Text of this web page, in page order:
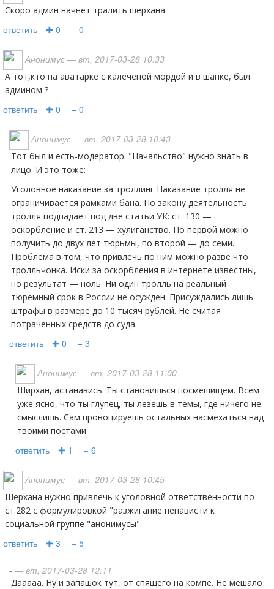
скоро админ начнет тралить шерхана
ответить ✚ 0 − 0
Анонимус — вт, 2017-03-28 10:33
А тот,кто на аватарке с калеченой мордой и в шапке, был
админом ?
ответить ✚ 0 − 0
Анонимус — вт, 2017-03-28 10:43
Тот был и есть-модератор. "Начальство" нужно знать в
лицо. И это тоже:
Уголовное наказание за троллинг Наказание тролля не
ограничивается рамками бана. По закону деятельность
тролля подпадает под две статьи УК: ст. 130 —
оскорбление и ст. 213 — хулиганство. По первой можно
получить до двух лет тюрьмы, по второй — до семи.
Проблема в том, что привлечь по ним можно разве что
тролльчонка. Иски за оскорбления в интернете известны,
но результат — ноль. Ни один тролль на реальный
тюремный срок в России не осужден. Присуждались лишь
штрафы в размере до 10 тысяч рублей. Не считая
потраченных средств до суда.
ответить ✚ 0 − 3
Анонимус — вт, 2017-03-28 11:00
ширхан, астанавись. Ты становишься посмешищем. Всем
уже ясно, что ты глупец, ты лезешь в темы, где ничего не
смыслишь. Сам провоцируешь остальных насмехаться над
твоими постами.
ответить ✚ 1 − 6
Анонимус — вт, 2017-03-28 10:45
шерхана нужно привлечь к уголовной ответственности по
ст.282 с формулировкой "разжигание ненависти к
социальной группе "анонимусы".
ответить ✚ 3 − 5
- — вт, 2017-03-28 12:11
Дааааа. Ну и запашок тут, от спящего на компе. Не мешало